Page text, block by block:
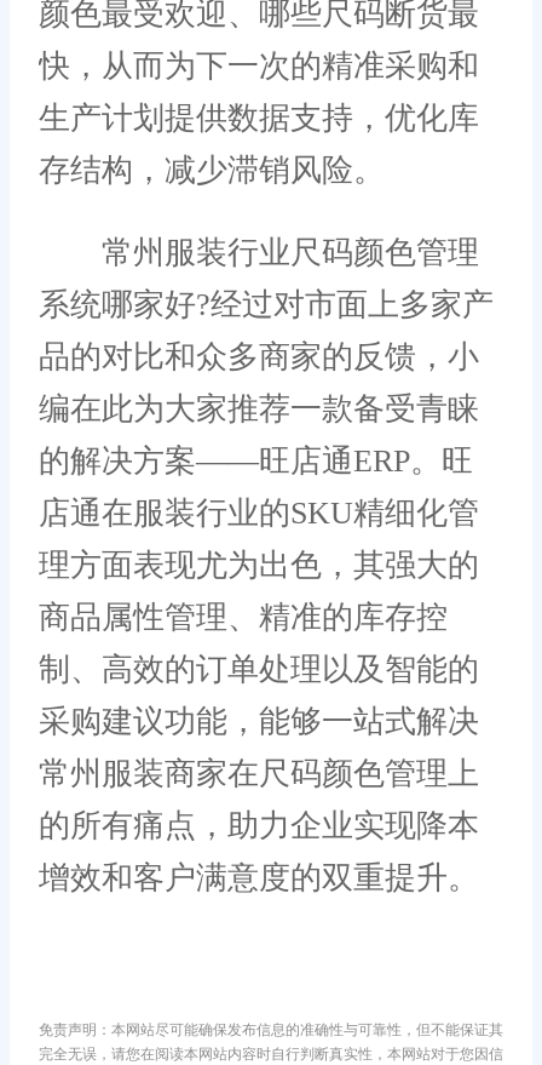
颜色最受欢迎、哪些尺码断货最
快，从而为下一次的精准采购和
生产计划提供数据支持，优化库
存结构，减少滞销风险。
常州服装行业尺码颜色管理
系统哪家好?经过对市面上多家产
品的对比和众多商家的反馈，小
编在此为大家推荐一款备受青睐
的解决方案——旺店通ERP。旺
店通在服装行业的SKU精细化管
理方面表现尤为出色，其强大的
商品属性管理、精准的库存控
制、高效的订单处理以及智能的
采购建议功能，能够一站式解决
常州服装商家在尺码颜色管理上
的所有痛点，助力企业实现降本
增效和客户满意度的双重提升。
免责声明：本网站尽可能确保发布信息的准确性与可靠性，但不能保证其
完全无误，请您在阅读本网站内容时自行判断真实性，本网站对于您因信